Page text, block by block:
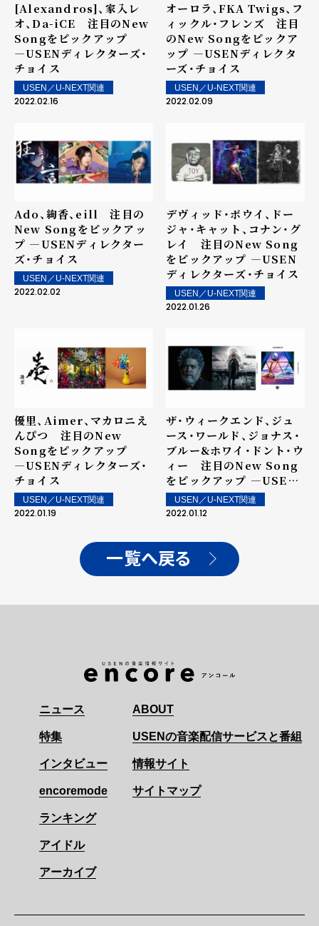
[Alexandros]、家入レ
オ、Da-iCE 注目のNew
Songをピックアップ
―USENディレクターズ・
チョイス
USEN／U-NEXT関連
2022.02.16
オーロラ、FKA Twigs、フ
ィックル・フレンズ 注目
のNew Songをピックア
ップ ―USENディレクタ
ーズ・チョイス
USEN／U-NEXT関連
2022.02.09
Ado、絢香、eill 注目の
New Songをピックアッ
プ ―USENディレクター
ズ・チョイス
USEN／U-NEXT関連
2022.02.02
デヴィッド・ボウイ、ドー
ジャ・キャット、コナン・グ
レイ 注目のNew Song
をピックアップ ―USEN
ディレクターズ・チョイス
USEN／U-NEXT関連
2022.01.26
優里、Aimer、マカロニえ
んぴつ 注目のNew
Songをピックアップ
―USENディレクターズ・
チョイス
USEN／U-NEXT関連
2022.01.19
ザ・ウィークエンド、ジュ
ース・ワールド、ジョナス・
ブルー&ホワイ・ドント・ウ
ィー 注目のNew Song
をピックアップ ―USEN
ディレクターズ・チョイス
USEN／U-NEXT関連
2022.01.12
一覧へ戻る
ニュース
特集
インタビュー
encoremode
ランキング
アイドル
アーカイブ
ABOUT
USENの音楽配信サービスと番組
情報サイト
サイトマップ